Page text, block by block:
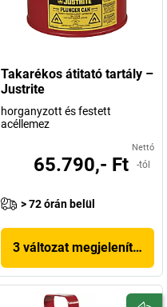
Takarékos átitató tartály –
Justrite
horganyzott és festett
acéllemez
Nettó
65.790,- Ft -tól
> 72 órán belül
3 változat megjelenítése